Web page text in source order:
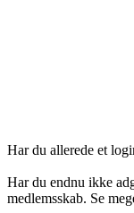
Har du allerede et
Har du endnu ikke
medlemsskab. Se